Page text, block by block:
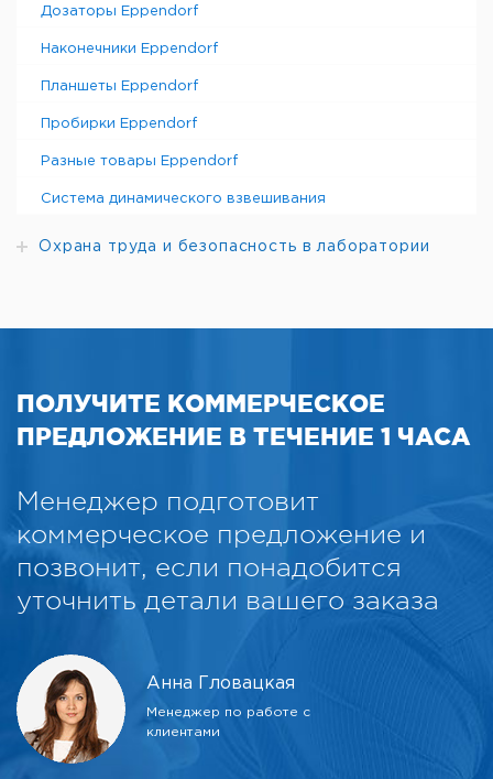
Дозаторы Eppendorf
Наконечники Eppendorf
Планшеты Eppendorf
Пробирки Eppendorf
Разные товары Eppendorf
Система динамического взвешивания
Охрана труда и безопасность в лаборатории
ПОЛУЧИТЕ КОММЕРЧЕСКОЕ
ПРЕДЛОЖЕНИЕ В ТЕЧЕНИЕ 1 ЧАСА
Менеджер подготовит
коммерческое предложение и
позвонит, если понадобится
уточнить детали вашего заказа
Анна Гловацкая
Менеджер по работе с
клиентами